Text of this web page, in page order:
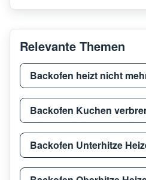
Relevante Themen
Backofen heizt nicht
Backofen Kuchen
Backofen Unterhitze